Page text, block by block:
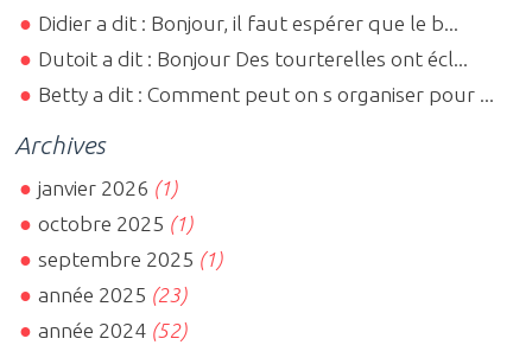
Didier a dit : Bonjour, il faut espérer que le b...
Dutoit a dit : Bonjour Des tourterelles ont écl...
Betty a dit : Comment peut on s organiser pour ...
Archives
janvier 2026 (1)
octobre 2025 (1)
septembre 2025 (1)
année 2025 (23)
année 2024 (52)